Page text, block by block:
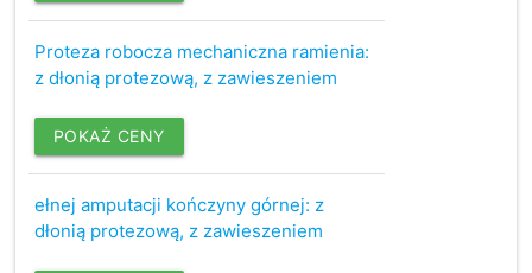
Proteza robocza mechaniczna ramienia:
z dłonią protezową, z zawieszeniem
POKAŻ CENY
ełnej amputacji kończyny górnej: z
dłonią protezową, z zawieszeniem